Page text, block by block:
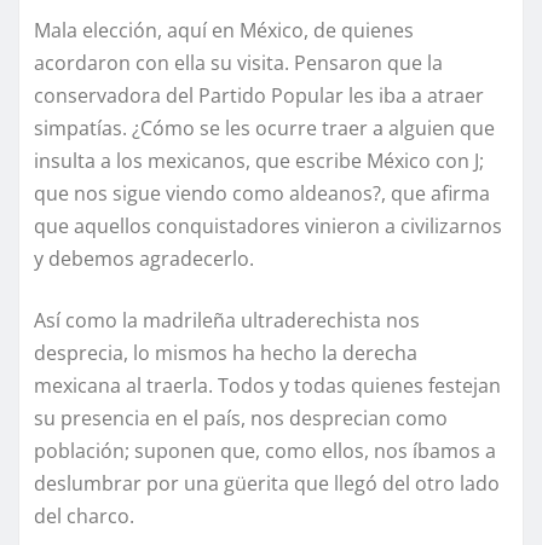
Mala elección, aquí en México, de quienes
acordaron con ella su visita. Pensaron que la
conservadora del Partido Popular les iba a atraer
simpatías. ¿Cómo se les ocurre traer a alguien que
insulta a los mexicanos, que escribe México con J;
que nos sigue viendo como aldeanos?, que afirma
que aquellos conquistadores vinieron a civilizarnos
y debemos agradecerlo.
Así como la madrileña ultraderechista nos
desprecia, lo mismos ha hecho la derecha
mexicana al traerla. Todos y todas quienes festejan
su presencia en el país, nos desprecian como
población; suponen que, como ellos, nos íbamos a
deslumbrar por una güerita que llegó del otro lado
del charco.